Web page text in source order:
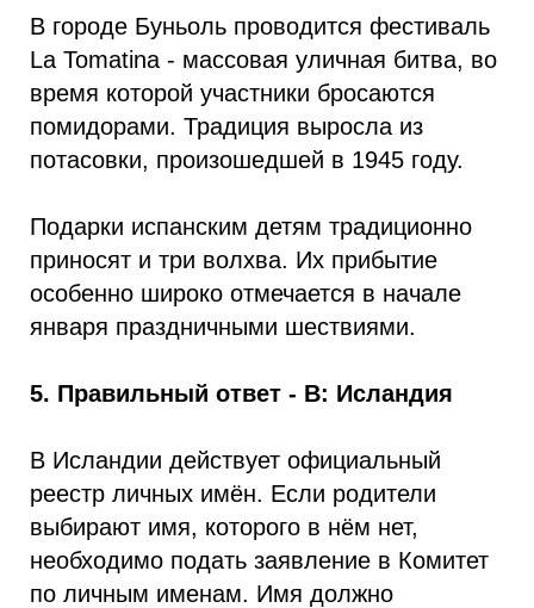
В городе Буньоль проводится фестиваль
La Tomatina - массовая уличная битва, во
время которой участники бросаются
помидорами. Традиция выросла из
потасовки, произошедшей в 1945 году.
Подарки испанским детям традиционно
приносят и три волхва. Их прибытие
особенно широко отмечается в начале
января праздничными шествиями.
5. Правильный ответ - В: Исландия
В Исландии действует официальный
реестр личных имён. Если родители
выбирают имя, которого в нём нет,
необходимо подать заявление в Комитет
по личным именам. Имя должно